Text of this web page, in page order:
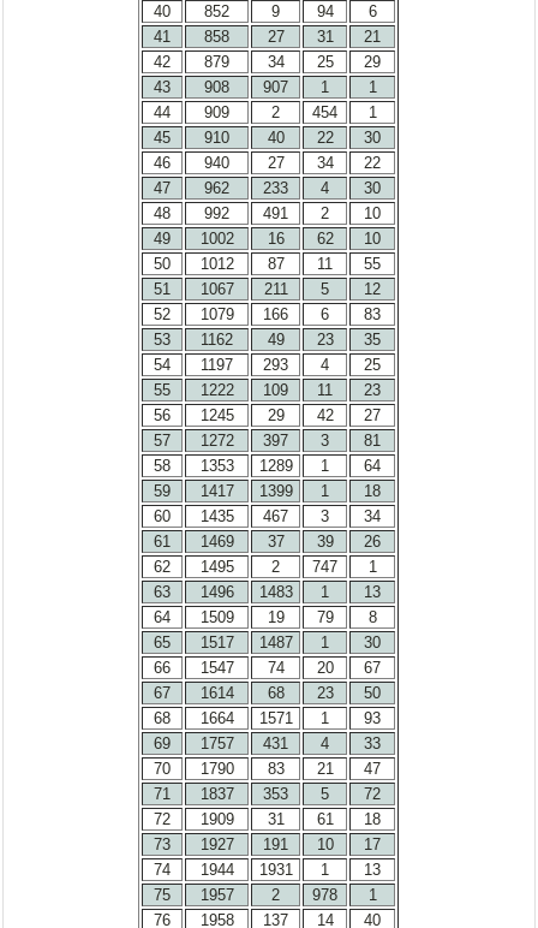
40
852 9 94
6
41
858 27 31
21
42
879 34 25
29
43
908 907 1
1
44
909 2 454
1
45
910 40 22
30
46
940 27 34
22
47
962 233 4
30
48
992 491 2
10
49
1002 16 62
10
50
1012 87 11
55
51
1067 211 5
12
52
1079 166 6
83
53
1162 49 23
35
54
1197 293 4
25
55
1222 109 11
23
56
1245 29 42
27
57
1272 397 3
81
58
1353 1289 1
64
59
1417 1399 1
18
60
1435 467 3
34
61
1469 37 39
26
62
1495 2 747
1
63
1496 1483 1
13
64
1509 19 79
8
65
1517 1487 1
30
66
1547 74 20
67
67
1614 68 23
50
68
1664 1571 1
93
69
1757 431 4
33
70
1790 83 21
47
71
1837 353 5
72
72
1909 31 61
18
73
1927 191 10
17
74
1944 1931 1
13
75
1957 2 978
1
76
1958 137 14
40